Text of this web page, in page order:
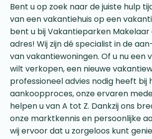
Bent u op zoek naar de juiste hulp
van een vakantiehuis op een
bent u bij Vakantieparken Makelaar
adres! Wij zijn dé specialist in de
van vakantiewoningen. Of u nu een
wilt verkopen, een nieuwe
professioneel advies nodig heeft bij
aankoopproces, onze ervaren
helpen u van A tot Z. Dankzij ons
onze marktkennis en persoonlijke
wij ervoor dat u zorgeloos kunt